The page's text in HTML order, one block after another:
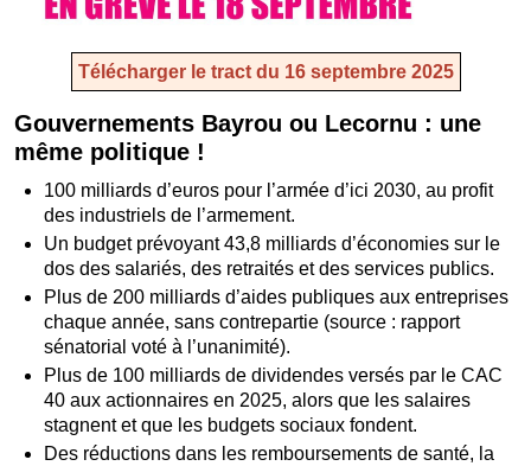
Télécharger le tract du 16 septembre 2025
Gouvernements Bayrou ou Lecornu : une
même politique !
100 milliards d’euros pour l’armée d’ici 2030, au profit
des industriels de l’armement.
Un budget prévoyant 43,8 milliards d’économies sur le
dos des salariés, des retraités et des services publics.
Plus de 200 milliards d’aides publiques aux entreprises
chaque année, sans contrepartie (source : rapport
sénatorial voté à l’unanimité).
Plus de 100 milliards de dividendes versés par le CAC
40 aux actionnaires en 2025, alors que les salaires
stagnent et que les budgets sociaux fondent.
Des réductions dans les remboursements de santé, la